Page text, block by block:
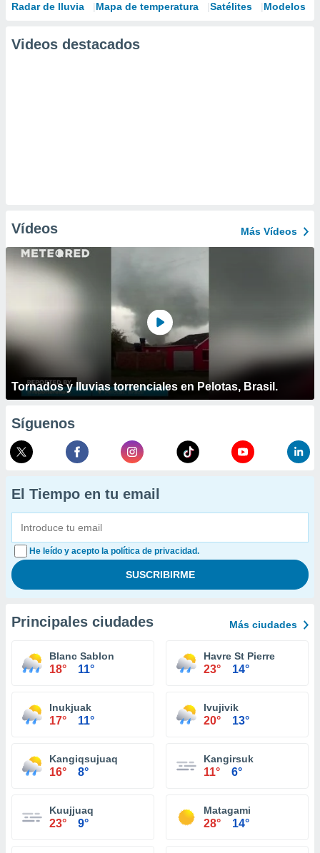
Radar de lluvia Mapa de temperatura Satélites Modelos
Videos destacados
Vídeos Más Vídeos
Tornados y lluvias torrenciales en Pelotas, Brasil.
Síguenos
El Tiempo en tu email
He leído y acepto la política de privacidad.
Principales ciudades Más ciudades
Blanc Sablon
18° 11°
Havre St Pierre
23° 14°
Inukjuak
17° 11°
Ivujivik
20° 13°
Kangiqsujuaq
16° 8°
Kangirsuk
11° 6°
Kuujjuaq
23° 9°
Matagami
28° 14°